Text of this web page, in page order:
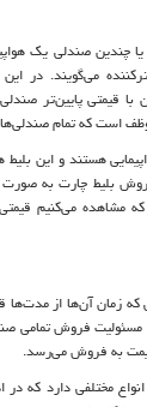
یا چندین صندلی یک
می‌گویند. در این
با قیمتی پایین‌تر
است که تمام
هستند و این
بلیط چارت به
مشاهده می‌کنیم
که زمان آن‌ها از مدت‌ها
فروش تمامی
به فروش می‌رسد.
مختلفی دارد که در